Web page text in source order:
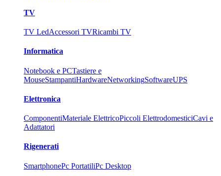
TV
TV LedAccessori TVRicambi TV
Informatica
Notebook e PCTastiere e
MouseStampantiHardwareNetworkingSoftwareUPS
Elettronica
ComponentiMateriale ElettricoPiccoli ElettrodomesticiCavi e
Adattatori
Rigenerati
SmartphonePc PortatiliPc Desktop